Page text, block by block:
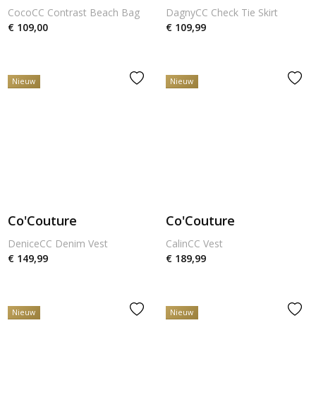
CocoCC Contrast Beach Bag
€ 109,00
DagnyCC Check Tie Skirt
€ 109,99
Nieuw
Co'Couture
DeniceCC Denim Vest
€ 149,99
Nieuw
Co'Couture
CalinCC Vest
€ 189,99
Nieuw Nieuw